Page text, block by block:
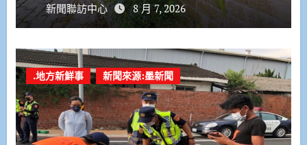
新聞聯訪中心 8 月 7, 2026
.地方新鮮事 新聞來源:墨新聞